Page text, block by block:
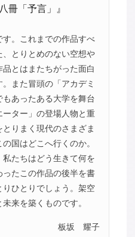
冊「予言」』
。これまでの作品すべ
とりとめのない空想や
とはまたちがった面白
また冒頭の「アカデミ
あったある大学を舞台
ター」の登場人物と重
りまく現代のさまざま
国はどこへ行くのか。
たちはどう生きて何を
たこの作品の後半を書
りひとりでしょう。架空
来を築くものです。
板坂 耀子